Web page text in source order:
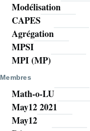
Modélisation
CAPES
Agrégation
MPSI
MPI (MP)
Membres
Math-o-LU
May12 2021
May12